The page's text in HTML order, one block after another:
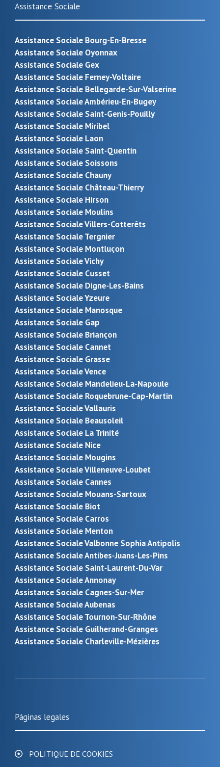
Assistance Sociale
Assistance Sociale Bourg-En-Bresse
Assistance Sociale Oyonnax
Assistance Sociale Gex
Assistance Sociale Ferney-Voltaire
Assistance Sociale Bellegarde-Sur-Valserine
Assistance Sociale Ambérieu-En-Bugey
Assistance Sociale Saint-Genis-Pouilly
Assistance Sociale Miribel
Assistance Sociale Laon
Assistance Sociale Saint-Quentin
Assistance Sociale Soissons
Assistance Sociale Chauny
Assistance Sociale Château-Thierry
Assistance Sociale Hirson
Assistance Sociale Moulins
Assistance Sociale Villers-Cotterêts
Assistance Sociale Tergnier
Assistance Sociale Montluçon
Assistance Sociale Vichy
Assistance Sociale Cusset
Assistance Sociale Digne-Les-Bains
Assistance Sociale Yzeure
Assistance Sociale Manosque
Assistance Sociale Gap
Assistance Sociale Briançon
Assistance Sociale Cannet
Assistance Sociale Grasse
Assistance Sociale Vence
Assistance Sociale Mandelieu-La-Napoule
Assistance Sociale Roquebrune-Cap-Martin
Assistance Sociale Vallauris
Assistance Sociale Beausoleil
Assistance Sociale La Trinité
Assistance Sociale Nice
Assistance Sociale Mougins
Assistance Sociale Villeneuve-Loubet
Assistance Sociale Cannes
Assistance Sociale Mouans-Sartoux
Assistance Sociale Biot
Assistance Sociale Carros
Assistance Sociale Menton
Assistance Sociale Valbonne Sophia Antipolis
Assistance Sociale Antibes-Juans-Les-Pins
Assistance Sociale Saint-Laurent-Du-Var
Assistance Sociale Annonay
Assistance Sociale Cagnes-Sur-Mer
Assistance Sociale Aubenas
Assistance Sociale Tournon-Sur-Rhône
Assistance Sociale Guilherand-Granges
Assistance Sociale Charleville-Mézières
Páginas legales
POLITIQUE DE COOKIES